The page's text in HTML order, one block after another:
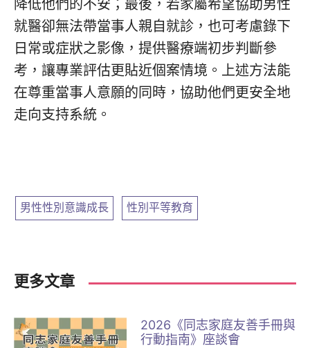
降低他們的不安；最後，若家屬希望協助男性
就醫卻無法帶當事人親自就診，也可考慮錄下
日常或症狀之影像，提供醫療端初步判斷參
考，讓專業評估更貼近個案情境。上述方法能
在尊重當事人意願的同時，協助他們更安全地
走向支持系統。
男性性別意識成長 性別平等教育
更多文章
2026《同志家庭友善手冊與
行動指南》座談會